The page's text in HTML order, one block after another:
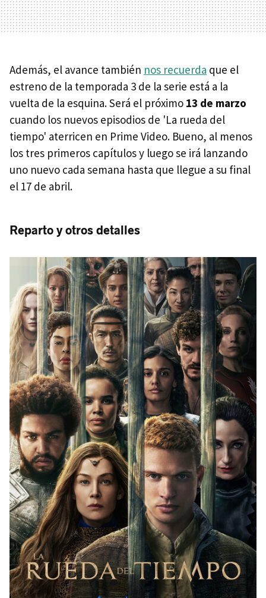
Además, el avance también nos recuerda que el
estreno de la temporada 3 de la serie está a la
vuelta de la esquina. Será el próximo 13 de marzo
cuando los nuevos episodios de 'La rueda del
tiempo' aterricen en Prime Video. Bueno, al menos
los tres primeros capítulos y luego se irá lanzando
uno nuevo cada semana hasta que llegue a su final
el 17 de abril.
Reparto y otros detalles